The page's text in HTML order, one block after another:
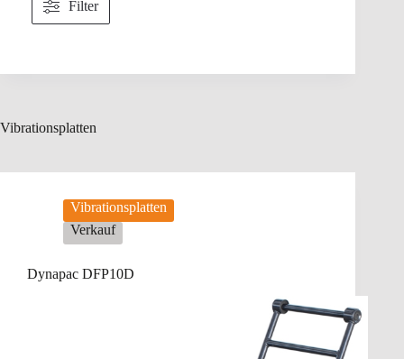
Vibrationsplatten
Vibrationsplatten
Verkauf
Dynapac DFP10D
Filter